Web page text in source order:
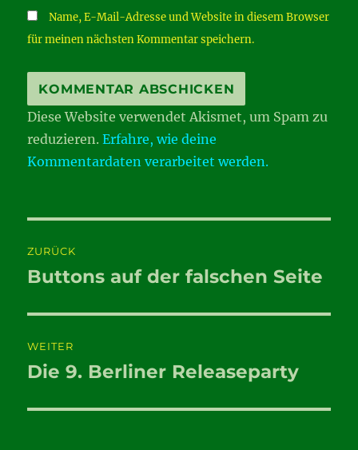
Name, E-Mail-Adresse und Website in diesem Browser
für meinen nächsten Kommentar speichern.
Diese Website verwendet Akismet, um Spam zu
reduzieren.Erfahre, wie deine
Kommentardaten verarbeitet werden.
ZURÜCK
Vorheriger
Buttons auf der falschen Seite
WEITER
Nächster
Die 9. Berliner Releaseparty